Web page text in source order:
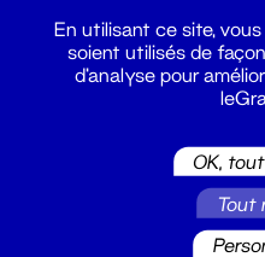
En utilisant ce site,
soient utilisés de
d'analyse pour
OK,
Tout